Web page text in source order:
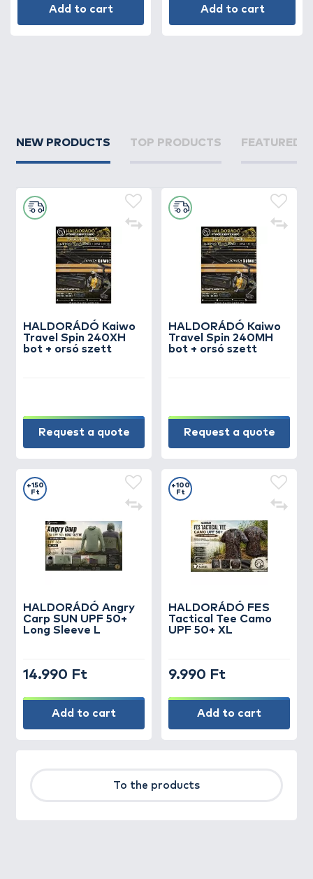
Add to cart Add to cart
NEW PRODUCTS TOP PRODUCTS FEATURED
HALDORÁDÓ Kaiwo
Travel Spin 240XH
bot + orsó szett
Request a quote
HALDORÁDÓ Kaiwo
Travel Spin 240MH
bot + orsó szett
Request a quote
HALDORÁDÓ Angry
Carp SUN UPF 50+
Long Sleeve L
+150
Ft
14.990 Ft
Add to cart
HALDORÁDÓ FES
Tactical Tee Camo
UPF 50+ XL
+100
Ft
9.990 Ft
Add to cart
To the products